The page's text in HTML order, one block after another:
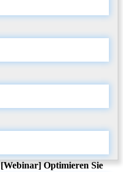
[Webinar] Optimieren Sie